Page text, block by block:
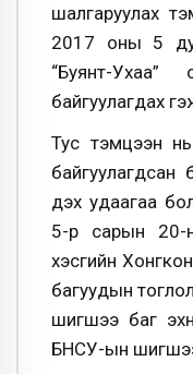
шалгаруулах
2017 оны 5
“Буянт-
байгуулагдах
Тус тэмцээн
байгуулагдсан
дэх удаагаа
5-р сарын 20-
хэсгийн
багуудын
шигшээ баг
БНСУ-ын